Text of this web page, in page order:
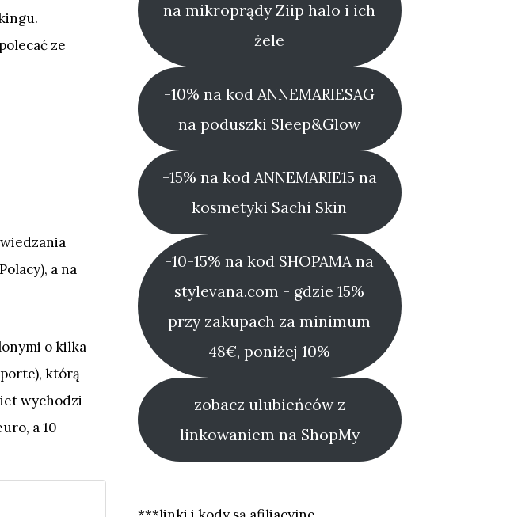
ze
a na
o kilka
którą
wychodzi
a 10
na mikroprądy Ziip halo i ich
żele
-10% na kod ANNEMARIESAG
na poduszki Sleep&Glow
-15% na kod ANNEMARIE15 na
kosmetyki Sachi Skin
-10-15% na kod SHOPAMA na
stylevana.com - gdzie 15%
przy zakupach za minimum
48€, poniżej 10%
zobacz ulubieńców z
linkowaniem na ShopMy